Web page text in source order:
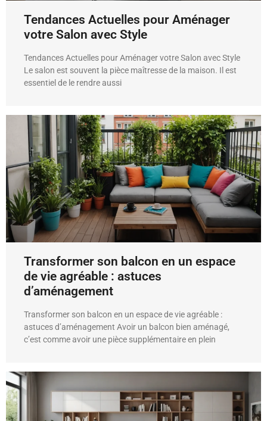
Tendances Actuelles pour Aménager
votre Salon avec Style
Tendances Actuelles pour Aménager votre Salon avec Style
Le salon est souvent la pièce maîtresse de la maison. Il est
essentiel de le rendre aussi
Transformer son balcon en un espace
de vie agréable : astuces
d’aménagement
Transformer son balcon en un espace de vie agréable :
astuces d’aménagement Avoir un balcon bien aménagé,
c’est comme avoir une pièce supplémentaire en plein